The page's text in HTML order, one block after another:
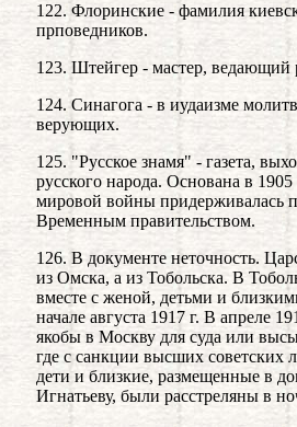
122. Флоринские - фамилия
прповедников.
123. Штейгер - мастер,
124. Синагога - в иудаизме
верующих.
125. "Русское знамя" - газета,
русского народа. Основана в
мировой войны придерживалась
Временным правительством.
126. В документе неточность.
из Омска, а из Тобольска. В
вместе с женой, детьми и
начале августа 1917 г. В апреле
якобы в Москву для суда или
где с санкции высших советских
дети и близкие, размещенные в
Игнатьеву, были расстреляны в